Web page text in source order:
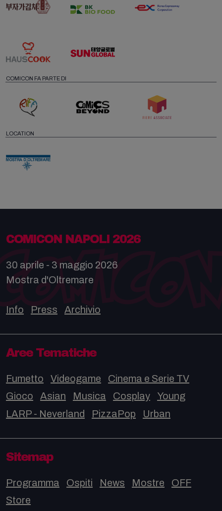
COMICON FA PARTE DI
LOCATION
COMICON NAPOLI 2026
30 aprile - 3 maggio 2026
Mostra d'Oltremare
Info Press Archivio
Aree Tematiche
Fumetto Videogame
Cinema e Serie TV
Gioco
Asian Musica Cosplay
Young
LARP - Neverland
PizzaPop Urban
Sitemap
Programma Ospiti News Mostre
OFF
Store